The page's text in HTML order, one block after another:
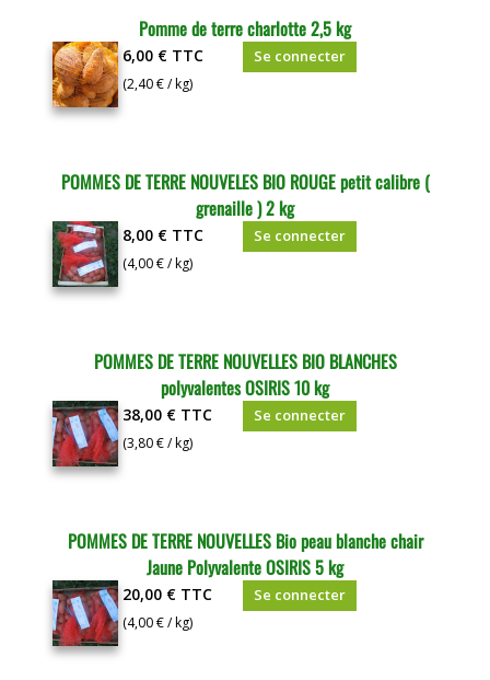
Pomme de terre charlotte 2,5 kg
6,00 € TTC
(2,40 € / kg)
Se connecter
POMMES DE TERRE NOUVELES BIO ROUGE petit calibre (
grenaille ) 2 kg
8,00 € TTC
(4,00 € / kg)
Se connecter
POMMES DE TERRE NOUVELLES BIO BLANCHES
polyvalentes OSIRIS 10 kg
38,00 € TTC
(3,80 € / kg)
Se connecter
POMMES DE TERRE NOUVELLES Bio peau blanche chair
Jaune Polyvalente OSIRIS 5 kg
20,00 € TTC
(4,00 € / kg)
Se connecter